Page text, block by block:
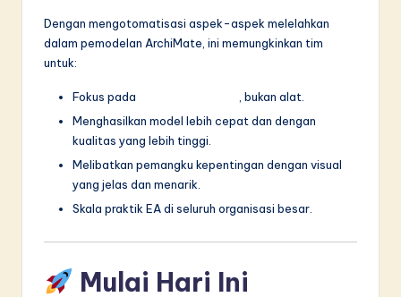
Dengan mengotomatisasi aspek-aspek melelahkan
dalam pemodelan ArchiMate, ini memungkinkan tim
untuk:
Fokus pada
, bukan alat.
Menghasilkan model lebih cepat dan dengan
kualitas yang lebih tinggi.
Melibatkan pemangku kepentingan dengan visual
yang jelas dan menarik.
Skala praktik EA di seluruh organisasi besar.
Mulai Hari Ini